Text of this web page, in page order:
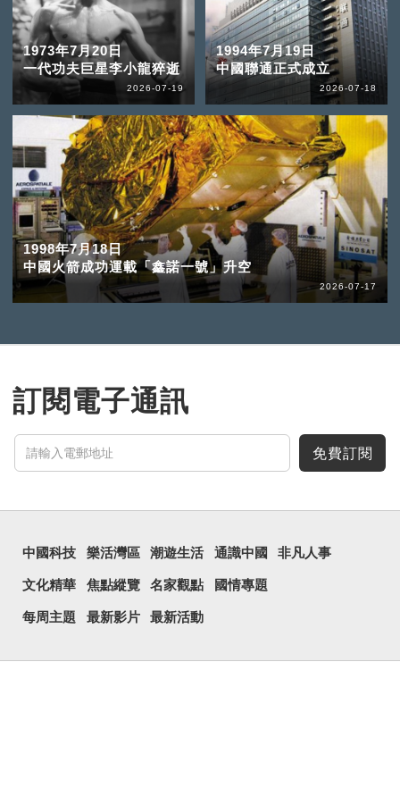
1973年7月20日
一代功夫巨星李小龍猝逝
2026-07-19
1994年7月19日
中國聯通正式成立
2026-07-18
1998年7月18日
中國火箭成功運載「鑫諾一號」升空
2026-07-17
訂閱電子通訊
免費訂閱
中國科技 樂活灣區 潮遊生活 通識中國 非凡人事
文化精華 焦點縱覽 名家觀點 國情專題
每周主題 最新影片 最新活動